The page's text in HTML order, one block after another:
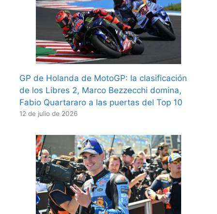
GP de Holanda de MotoGP: la clasificación
de los Libres 2, Marco Bezzecchi domina,
Fabio Quartararo a las puertas del Top 10
12 de julio de 2026